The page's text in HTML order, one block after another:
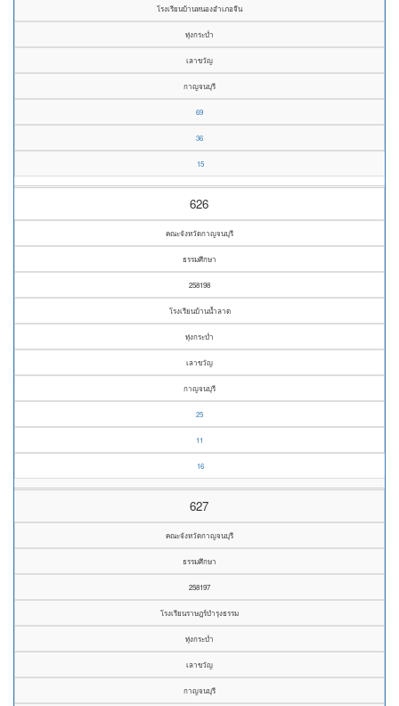
โรงเรียนบ้านหนองอำเภอจีน
ทุ่งกระบ่ำ
เลาขวัญ
กาญจนบุรี
69
36
15
626
คณะจังหวัดกาญจนบุรี
ธรรมศึกษา
258198
โรงเรียนบ้านน้ำลาด
ทุ่งกระบ่ำ
เลาขวัญ
กาญจนบุรี
25
11
16
627
คณะจังหวัดกาญจนบุรี
ธรรมศึกษา
258197
โรงเรียนราษฎร์บำรุงธรรม
ทุ่งกระบ่ำ
เลาขวัญ
กาญจนบุรี